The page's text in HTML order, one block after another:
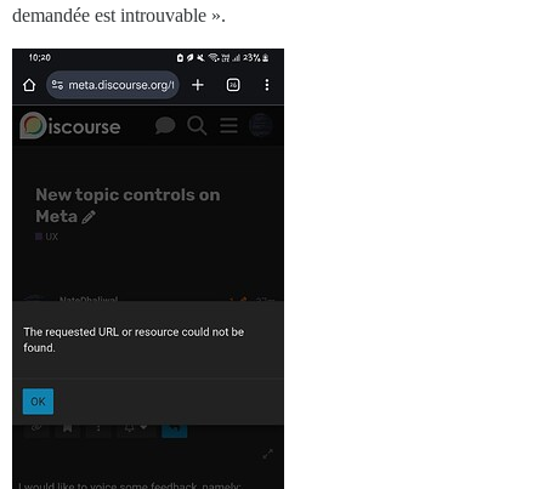
demandée est introuvable ».